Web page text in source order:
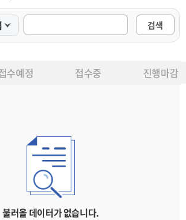
검색
수예정 접수중 진행마감
불러올 데이터가 없습니다.